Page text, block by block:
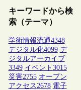
キーワードから検
索（テーマ）
学術情報流通4348
デジタル化4099 デ
ジタルアーカイブ
3349 イベント 3015
災害2755 オープン
アクセス 2678 電子